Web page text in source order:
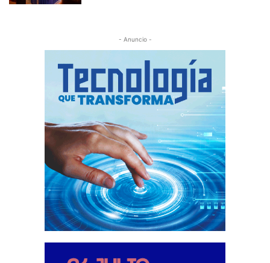
- Anuncio -